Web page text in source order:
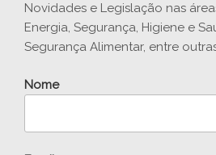
Novidades e Legislação nas
Energia, Segurança, Higiene e
Segurança Alimentar, entre
Nome